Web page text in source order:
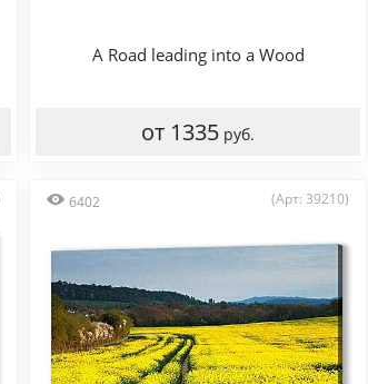
A Road leading into a Wood
от 1335 руб.
6402 (Арт: 39210)